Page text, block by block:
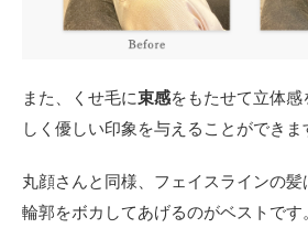
また、くせ毛に束感をもたせて立体
しく優しい印象を与えることができま
丸顔さんと同様、フェイスラインの髪
輪郭をボカしてあげるのがベストです。